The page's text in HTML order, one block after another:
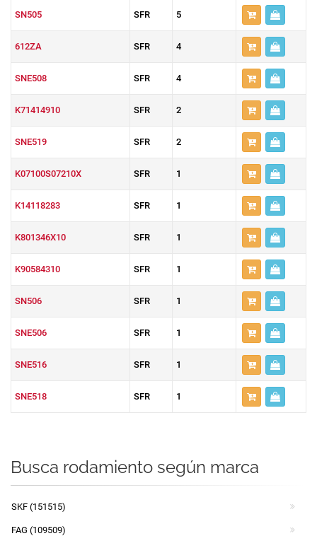
SN505 SFR 5
612ZA SFR 4
SNE508 SFR 4
K71414910 SFR 2
SNE519 SFR 2
K07100S07210X SFR 1
K14118283 SFR 1
K801346X10 SFR 1
K90584310 SFR 1
SN506 SFR 1
SNE506 SFR 1
SNE516 SFR 1
SNE518 SFR 1
Busca rodamiento según marca
SKF (151515)
FAG (109509)